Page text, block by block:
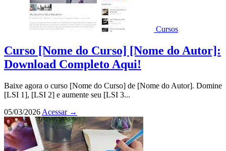
Cursos
Curso [Nome do Curso] [Nome do Autor]:
Download Completo Aqui!
Baixe agora o curso [Nome do Curso] de [Nome do Autor]. Domine
[LSI 1], [LSI 2] e aumente seu [LSI 3...
05/03/2026 Acessar →